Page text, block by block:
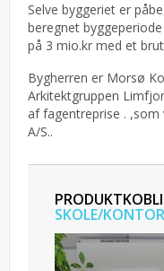
Selve byggeriet er
beregnet
på 3 mio.kr med et
Bygherren er Morsø
Arkitektgruppen
af fagentreprise .
A/S..
SKOLE/